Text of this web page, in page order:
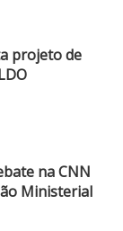
projeto de
na CNN
Ministerial